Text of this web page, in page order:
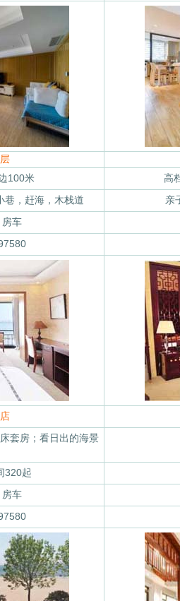
100米
高
巷，赶海，木栈道
亲
车
套房；看日出的海景
320起
车